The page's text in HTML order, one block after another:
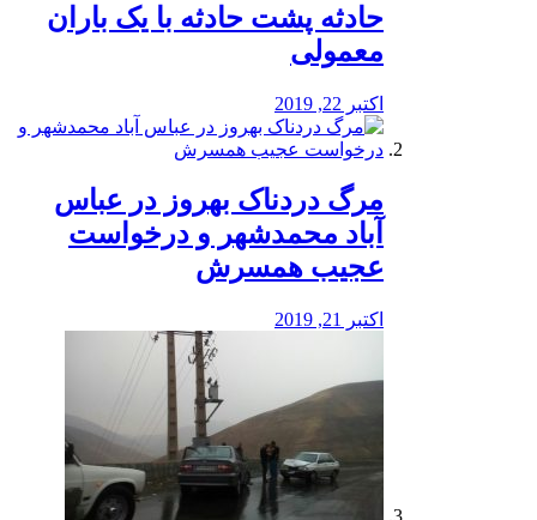
️حادثه پشت حادثه با یک باران
معمولی
اکتبر 22, 2019
مرگ دردناک بهروز در عباس
آباد محمدشهر و درخواست
عجیب همسرش
اکتبر 21, 2019